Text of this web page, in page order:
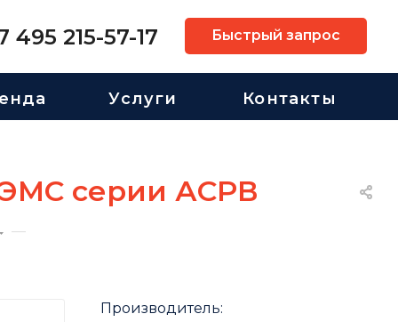
495 215-57-17 Быстрый запрос
Услуги Контакты
серии АСРВ
—
Производитель: